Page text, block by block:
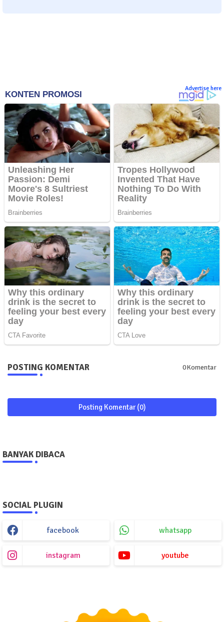
Advertise here
POSTING KOMENTAR 0Komentar
Posting Komentar (0)
BANYAK DIBACA
SOCIAL PLUGIN
facebook whatsapp
instagram youtube